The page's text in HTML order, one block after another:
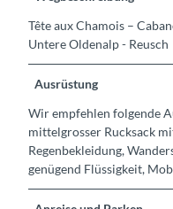
Tête aux Chamois –
Untere Oldenalp - Reusch
Ausrüstung
Wir empfehlen folgende
mittelgrosser Rucksack
Regenbekleidung,
genügend Flüssigkeit,